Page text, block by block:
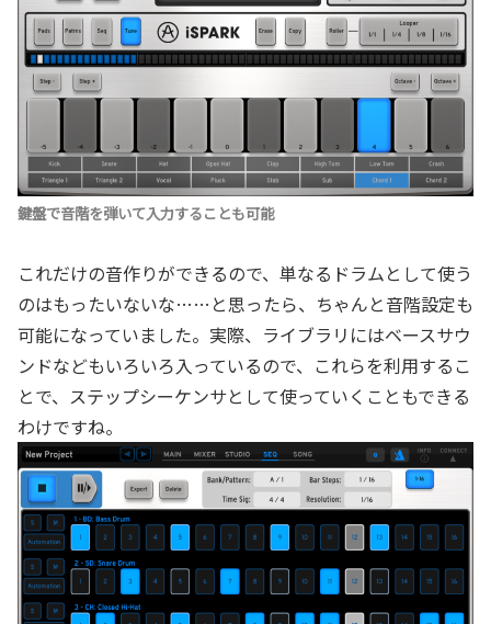
鍵盤で音階を弾いて入力することも可能
これだけの音作りができるので、単なるドラムとして使う
のはもったいないな……と思ったら、ちゃんと音階設定も
可能になっていました。実際、ライブラリにはベースサウ
ンドなどもいろいろ入っているので、これらを利用するこ
とで、ステップシーケンサとして使っていくこともできる
わけですね。